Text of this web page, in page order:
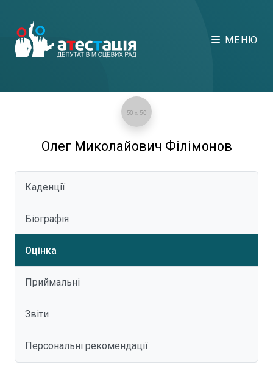
МЕНЮ
Олег Миколайович Філімонов
Каденції
Біографія
Оцінка
Приймальні
Звіти
Персональні рекомендації